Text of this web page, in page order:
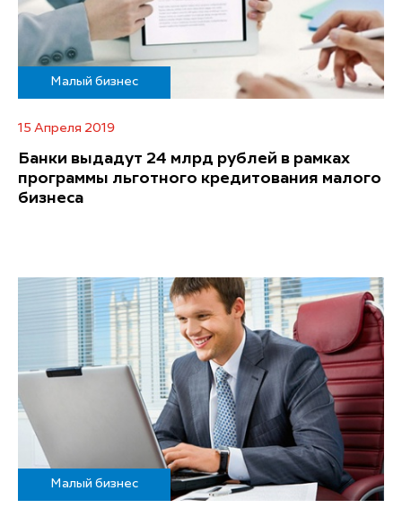
Малый бизнес
15 Апреля 2019
Банки выдадут 24 млрд рублей в рамках
программы льготного кредитования малого
бизнеса
Малый бизнес